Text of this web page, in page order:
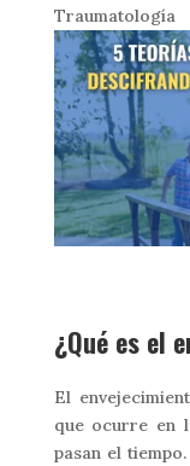
Traumatología
¿Qué es el
El
que ocurre en
pasan el